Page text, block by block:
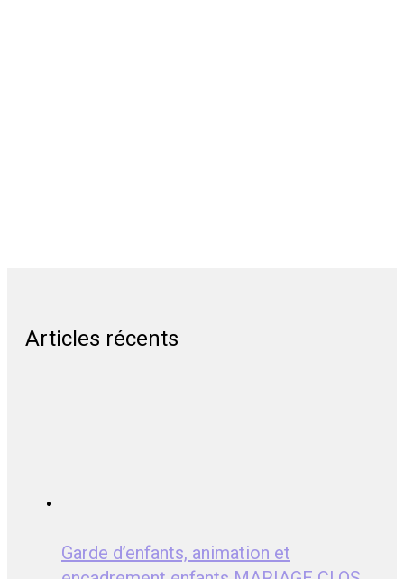
Articles récents
Garde d’enfants, animation et